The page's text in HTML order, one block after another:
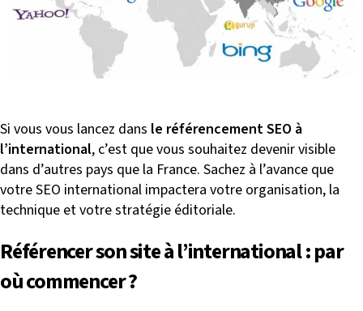
Si vous vous lancez dans le référencement SEO à
l’international, c’est que vous souhaitez devenir visible
dans d’autres pays que la France. Sachez à l’avance que
votre SEO international impactera votre organisation, la
technique et votre stratégie éditoriale.
Référencer son site à l’international : par
où commencer ?